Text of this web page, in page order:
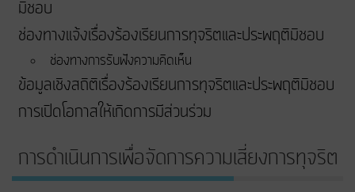
มิชอบ
ช่องทางแจ้งเรื่องร้องเรียนการทุจริตและประพฤติมิชอบ
ช่องทางการรับฟังความคิดเห็น
ข้อมูลเชิงสถิติเรื่องร้องเรียนการทุจริตและประพฤติมิชอบ
การเปิดโอกาสให้เกิดการมีส่วนร่วม
การดำเนินการเพื่อจัดการความเสี่ยงการทุจริต